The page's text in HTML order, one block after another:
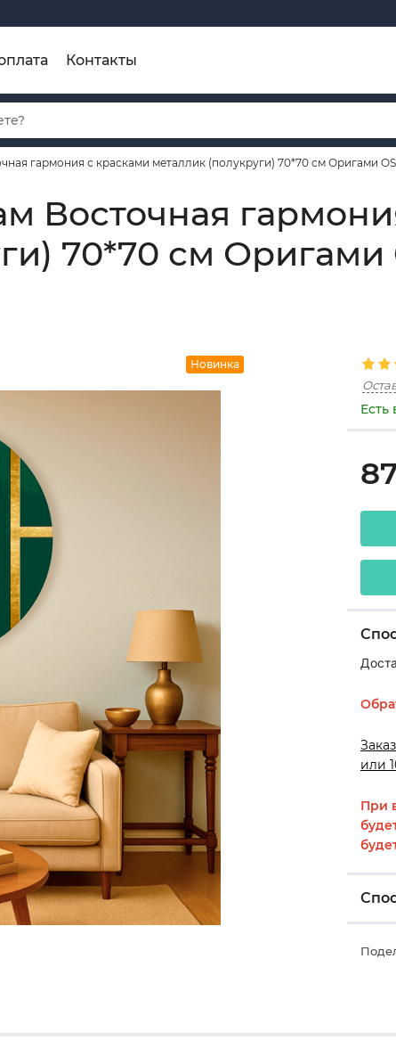
Контакты
гармония с красками металлик (полукруги) 70*70 см Оригами
Восточная
70*70 см Оригами
Новинка
Есть
или
При